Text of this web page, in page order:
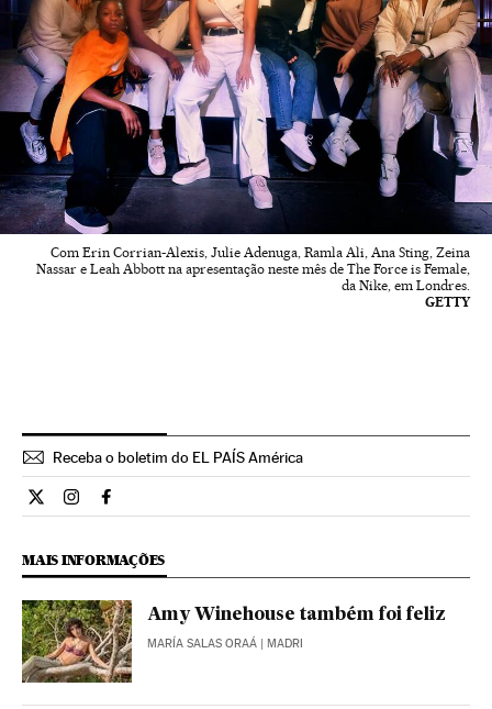
Com Erin Corrian-Alexis, Julie Adenuga, Ramla Ali, Ana Sting, Zeina
Nassar e Leah Abbott na apresentação neste mês de The Force is Female,
da Nike, em Londres.
GETTY
Receba o boletim do EL PAÍS América
Estilo El País Brasil en Twitter
Estilo El País Brasil en Instagram
Estilo El País Brasil en Facebook
MAIS INFORMAÇÕES
Amy Winehouse também foi feliz
MARÍA SALAS ORAÁ | MADRI